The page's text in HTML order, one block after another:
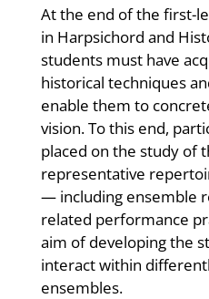
At the end of the first-
in Harpsichord and
students must have
historical techniques
enable them to
vision. To this end,
placed on the study of
representative
— including ensemble
related performance
aim of developing the
interact within
ensembles.